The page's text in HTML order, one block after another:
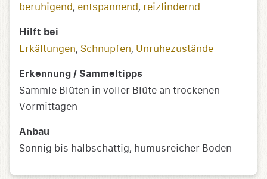
beruhigend, entspannend, reizlindernd
Hilft bei
Erkältungen, Schnupfen, Unruhezustände
Erkennung / Sammeltipps
Sammle Blüten in voller Blüte an trockenen
Vormittagen
Anbau
Sonnig bis halbschattig, humusreicher Boden